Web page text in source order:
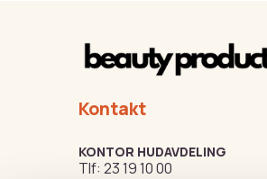
Kontakt
KONTOR HUDAVDELING
Tlf: 23 19 10 00